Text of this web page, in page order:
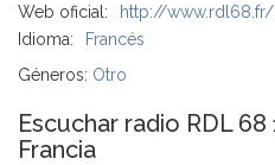
Web oficial:
http://www.rdl68.fr/
Idioma:
Francés
Géneros: Otro
Escuchar radio RDL 68
Francia